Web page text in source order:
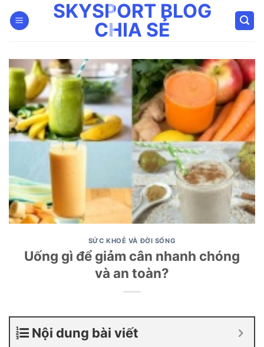
qua
SKYSPORT BLOG
CHIA SẺ
SỨC KHOẺ VÀ ĐỜI SỐNG
Uống gì để giảm cân nhanh chóng
và an toàn?
Nội dung bài viết